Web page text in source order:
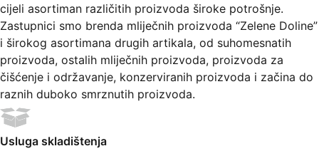
cijeli asortiman različitih proizvoda široke potrošnje.
Zastupnici smo brenda mliječnih proizvoda “Zelene Doline”
i širokog asortimana drugih artikala, od suhomesnatih
proizvoda, ostalih mliječnih proizvoda, proizvoda za
čišćenje i održavanje, konzerviranih proizvoda i začina do
raznih duboko smrznutih proizvoda.
Usluga skladištenja